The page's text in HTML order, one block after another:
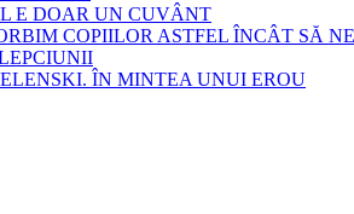
E DOAR UN CUVÂNT
COPIILOR ASTFEL ÎNCÂT SĂ
ÎN MINTEA UNUI EROU